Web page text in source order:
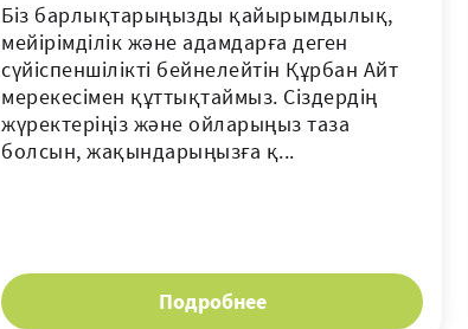
Біз барлықтарыңызды қайырымдылық,
мейірімділік және адамдарға деген
сүйіспеншілікті бейнелейтін Құрбан Айт
мерекесімен құттықтаймыз. Сіздердің
жүректеріңіз және ойларыңыз таза
болсын, жақындарыңызға қ...
Подробнее